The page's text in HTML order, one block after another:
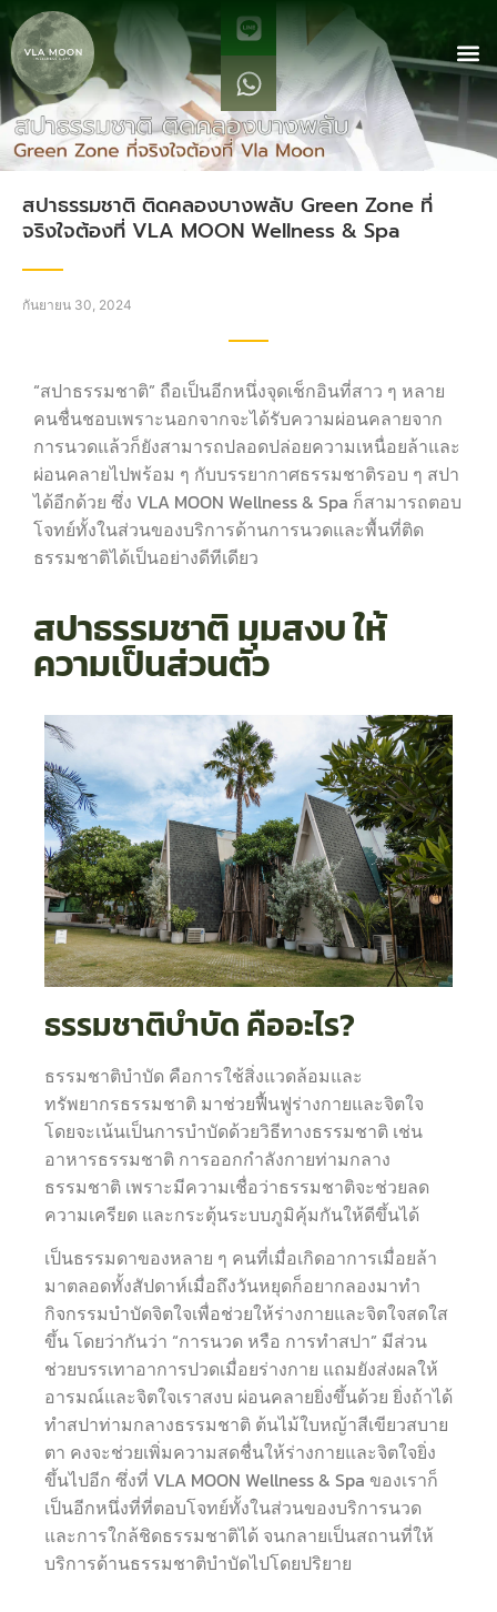
สปาธรรมชาติ ติดคลองบางพลับ Green Zone ที่
จริงใจต้องที่ VLA MOON Wellness & Spa
กันยายน 30, 2024
“สปาธรรมชาติ” ถือเป็นอีกหนึ่งจุดเช็กอินที่สาว ๆ หลาย
คนชื่นชอบเพราะนอกจากจะได้รับความผ่อนคลายจาก
การนวดแล้วก็ยังสามารถปลอดปล่อยความเหนื่อยล้าและ
ผ่อนคลายไปพร้อม ๆ กับบรรยากาศธรรมชาติรอบ ๆ สปา
ได้อีกด้วย ซึ่ง VLA MOON Wellness & Spa ก็สามารถตอบ
โจทย์ทั้งในส่วนของบริการด้านการนวดและพื้นที่ติด
ธรรมชาติได้เป็นอย่างดีทีเดียว
สปาธรรมชาติ มุมสงบ ให้
ความเป็นส่วนตัว
ธรรมชาติบำบัด คืออะไร?
ธรรมชาติบำบัด คือการใช้สิ่งแวดล้อมและ
ทรัพยากรธรรมชาติ มาช่วยฟื้นฟูร่างกายและจิตใจ
โดยจะเน้นเป็นการบำบัดด้วยวิธีทางธรรมชาติ เช่น
อาหารธรรมชาติ การออกกำลังกายท่ามกลาง
ธรรมชาติ เพราะมีความเชื่อว่าธรรมชาติจะช่วยลด
ความเครียด และกระตุ้นระบบภูมิคุ้มกันให้ดีขึ้นได้
เป็นธรรมดาของหลาย ๆ คนที่เมื่อเกิดอาการเมื่อยล้า
มาตลอดทั้งสัปดาห์เมื่อถึงวันหยุดก็อยากลองมาทำ
กิจกรรมบำบัดจิตใจเพื่อช่วยให้ร่างกายและจิตใจสดใส
ขึ้น โดยว่ากันว่า “การนวด หรือ การทำสปา” มีส่วน
ช่วยบรรเทาอาการปวดเมื่อยร่างกาย แถมยังส่งผลให้
อารมณ์และจิตใจเราสงบ ผ่อนคลายยิ่งขึ้นด้วย ยิ่งถ้าได้
ทำสปาท่ามกลางธรรมชาติ ต้นไม้ใบหญ้าสีเขียวสบาย
ตา คงจะช่วยเพิ่มความสดชื่นให้ร่างกายและจิตใจยิ่ง
ขึ้นไปอีก ซึ่งที่ VLA MOON Wellness & Spa ของเราก็
เป็นอีกหนึ่งที่ที่ตอบโจทย์ทั้งในส่วนของบริการนวด
และการใกล้ชิดธรรมชาติได้ จนกลายเป็นสถานที่ให้
บริการด้านธรรมชาติบำบัดไปโดยปริยาย